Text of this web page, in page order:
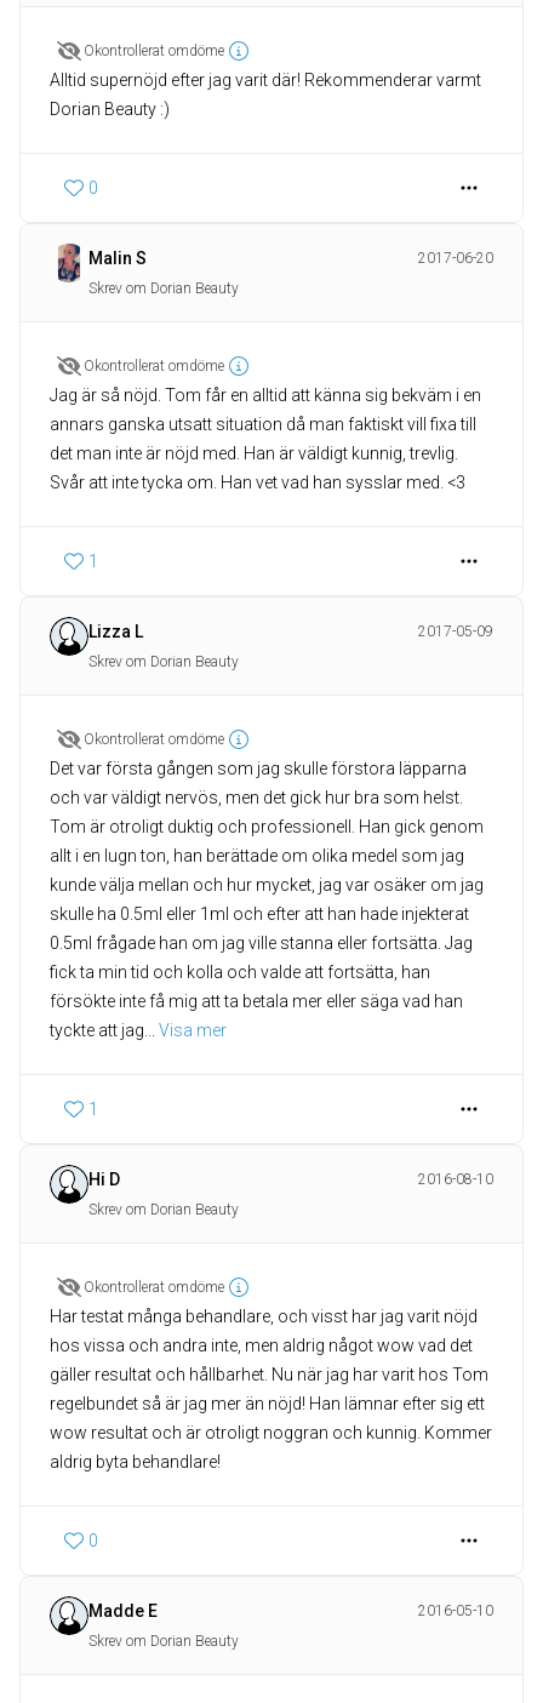
Okontrollerat omdöme
Alltid supernöjd efter jag varit där! Rekommenderar varmt
Dorian Beauty :)
0
Malin S
2017-06-20
Skrev om Dorian Beauty
Okontrollerat omdöme
Jag är så nöjd. Tom får en alltid att känna sig bekväm i en
annars ganska utsatt situation då man faktiskt vill fixa till
det man inte är nöjd med. Han är väldigt kunnig, trevlig.
Svår att inte tycka om. Han vet vad han sysslar med. <3
1
Lizza L
2017-05-09
Skrev om Dorian Beauty
Okontrollerat omdöme
Det var första gången som jag skulle förstora läpparna
och var väldigt nervös, men det gick hur bra som helst.
Tom är otroligt duktig och professionell. Han gick genom
allt i en lugn ton, han berättade om olika medel som jag
kunde välja mellan och hur mycket, jag var osäker om jag
skulle ha 0.5ml eller 1ml och efter att han hade injekterat
0.5ml frågade han om jag ville stanna eller fortsätta. Jag
fick ta min tid och kolla och valde att fortsätta, han
försökte inte få mig att ta betala mer eller säga vad han
tyckte att jag
Visa mer
1
Hi D
2016-08-10
Skrev om Dorian Beauty
Okontrollerat omdöme
Har testat många behandlare, och visst har jag varit nöjd
hos vissa och andra inte, men aldrig något wow vad det
gäller resultat och hållbarhet. Nu när jag har varit hos Tom
regelbundet så är jag mer än nöjd! Han lämnar efter sig ett
wow resultat och är otroligt noggran och kunnig. Kommer
aldrig byta behandlare!
0
Madde E
2016-05-10
Skrev om Dorian Beauty